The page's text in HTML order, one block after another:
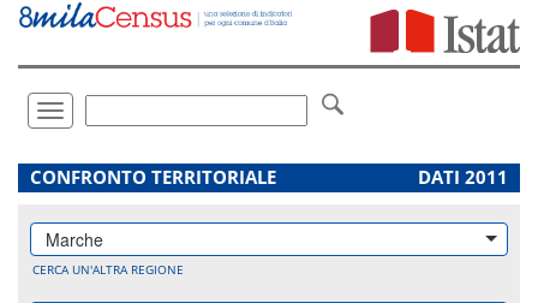
Vai
direttamente
Toggle
navigation
.
CONFRONTO TERRITORIALE DATI 2011
Marche
CERCA UN'ALTRA REGIONE